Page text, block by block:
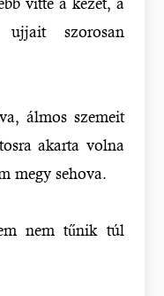
szorosan
álmos szemeit
akarta volna
megy sehova.
nem tűnik túl